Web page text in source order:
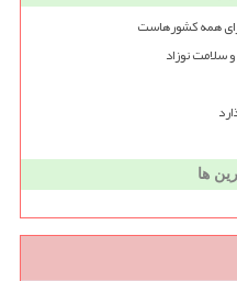
همه کشورهاست
سلامت نوزاد
ها